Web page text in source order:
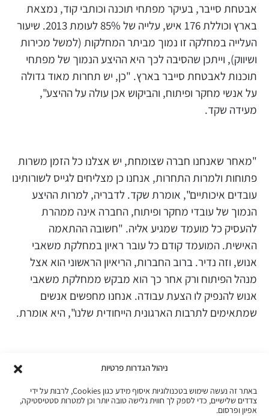
ניהול הגדרות פרטיות
באתר זה נעשה שימוש בטכנולוגיות איסוף מידע כגון Cookies, לרבות על ידי
צדדים שלישיים, כדי לספק לך חווית גלישה טובה יותר וכן למטרות סטטיסטיקה,
אפיון ופרסום.
אבטחת סייבר, בעיקר מפתחי תוכנה וכותבי קוד, נמצאת
בארץ וכוללת 176 איש, עלייה של 85% לעומת 2013. שיעור
העלייה במחלקה זו נמוך מביתר המחלקות (למשל מכירות
ושיווק), וייתכן שהסיבה לכך היא ההיצע הנמוך של מפתחי
תוכנות לאבטחת סייבר בארץ. "כן, יש תחרות מאוד גדולה
על אנשי מחקר ופיתוח, והביקוש אכן עולה על ההיצע",
מעידה שקד.
"מאחר שאנחנו חברה שצומחת, יש אצלנו כל הזמן משרות
פתוחות ולמרות התחרות, אנחנו כן מצליחים לגייס לשורותינו
עובדים איכותיים", אומרת שקד. לדבריה, למרות ההיצע
הנמוך של עובדי מחקר ופיתוח, החברה אינה ממהרת
להעסיק כל מועמד שמגיע אליה. "חשובה ההתאמה
האישית. המועמד קודם כל עובר ראיון במחלקת משאבי
אנוש, וזה נדיר. ברוב החברות, הריאיון הראשוני הוא אצל
מנהל הפיתוח ורק אחר כך הוא מבקש ממחלקת משאבי
אנוש להנפיק לו הצעת עבודה. אנחנו מחפשים אנשים
שמתאימים לתרבות הארגונית הייחודית שלנו", היא אומרת.
– קורה שמגיע מועמד שאין לו הכשרה מתאימה, אך הוא
פנימית?